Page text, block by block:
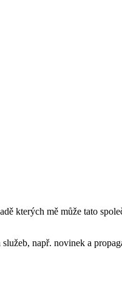
kterých mě může tato
např. novinek a